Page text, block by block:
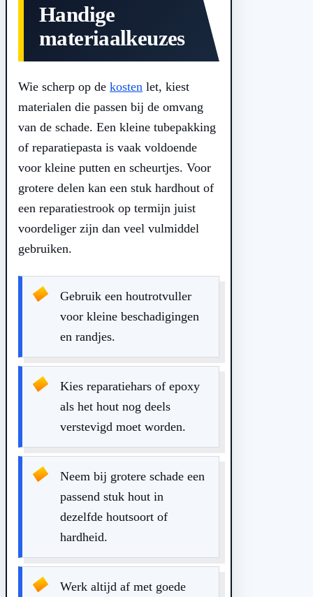
Handige
materiaalkeuzes
Wie scherp op de kosten let, kiest
materialen die passen bij de omvang
van de schade. Een kleine tubepakking
of reparatiepasta is vaak voldoende
voor kleine putten en scheurtjes. Voor
grotere delen kan een stuk hardhout of
een reparatiestrook op termijn juist
voordeliger zijn dan veel vulmiddel
gebruiken.
Gebruik een houtrotvuller
voor kleine beschadigingen
en randjes.
Kies reparatiehars of epoxy
als het hout nog deels
verstevigd moet worden.
Neem bij grotere schade een
passend stuk hout in
dezelfde houtsoort of
hardheid.
Werk altijd af met goede